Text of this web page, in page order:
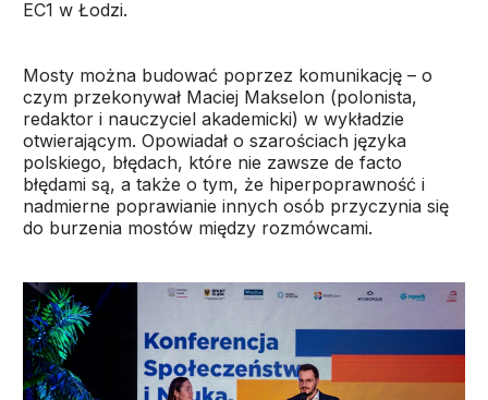
EC1 w Łodzi.
Mosty można budować poprzez komunikację – o
czym przekonywał Maciej Makselon (polonista,
redaktor i nauczyciel akademicki) w wykładzie
otwierającym. Opowiadał o szarościach języka
polskiego, błędach, które nie zawsze de facto
błędami są, a także o tym, że hiperpoprawność i
nadmierne poprawianie innych osób przyczynia się
do burzenia mostów między rozmówcami.